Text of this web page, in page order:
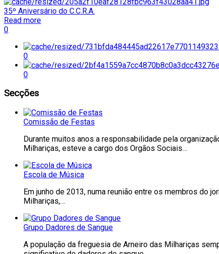
35º Aniversário do C.C.R.A.
Read more
0
0
0
Secções
Comissão de Festas
Durante muitos anos a responsabilidade pela
Milhariças, esteve a cargo dos Orgãos Sociais…
Escola de Música
Em junho de 2013, numa reunião entre os membros do
Milhariças,…
Grupo Dadores de Sangue
A população da freguesia de Arneiro das Milhariças